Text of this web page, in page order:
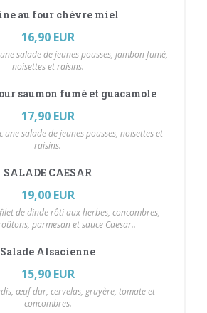
au four chèvre miel
16,90 EUR
salade de jeunes pousses, jambon fumé,
noisettes et raisins.
saumon fumé et guacamole
17,90 EUR
une salade de jeunes pousses, noisettes et
raisins.
SALADE CAESAR
19,00 EUR
de dinde rôti aux herbes, concombres,
parmesan et sauce Caesar..
Salade Alsacienne
15,90 EUR
œuf dur, cervelas, gruyère, tomate et
concombres.